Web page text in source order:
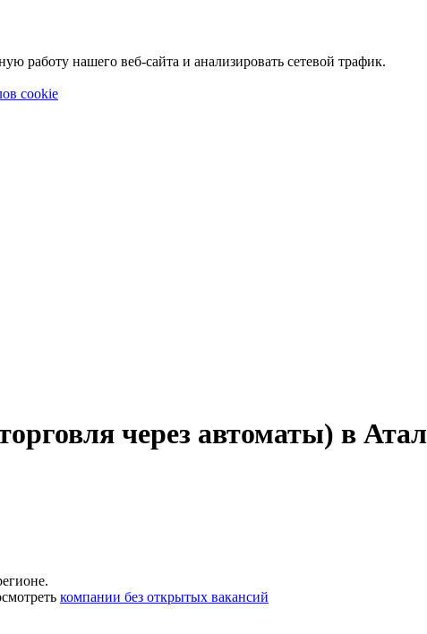
работу нашего веб-сайта и анализировать сетевой трафик.
cookie
через автоматы) в
компании без открытых вакансий